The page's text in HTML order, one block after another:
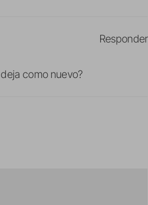
como nuevo?
Responder